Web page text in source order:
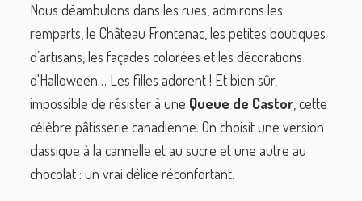
Nous déambulons dans les rues, admirons les
remparts, le Château Frontenac, les petites boutiques
d’artisans, les façades colorées et les décorations
d'Halloween… Les filles adorent ! Et bien sûr,
impossible de résister à une Queue de Castor , cette
célèbre pâtisserie canadienne. On choisit une version
classique à la cannelle et au sucre et une autre au
chocolat : un vrai délice réconfortant.